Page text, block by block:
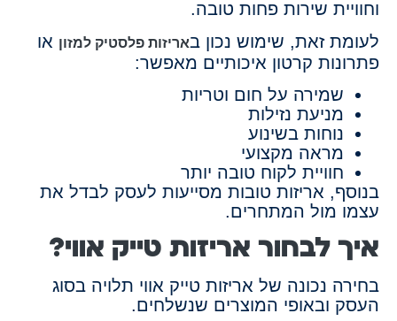
וחוויית שירות פחות טובה.
לעומת זאת, שימוש נכון באריזות פלסטיק למזון או
פתרונות קרטון איכותיים מאפשר:
שמירה על חום וטריות
מניעת נזילות
נוחות בשינוע
מראה מקצועי
חוויית לקוח טובה יותר
בנוסף, אריזות טובות מסייעות לעסק לבדל את
עצמו מול המתחרים.
איך לבחור אריזות טייק אווי?
בחירה נכונה של אריזות טייק אווי תלויה בסוג
העסק ובאופי המוצרים שנשלחים.